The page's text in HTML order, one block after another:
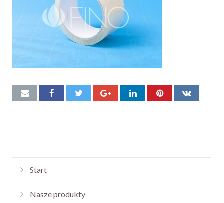
Start
Nasze produkty